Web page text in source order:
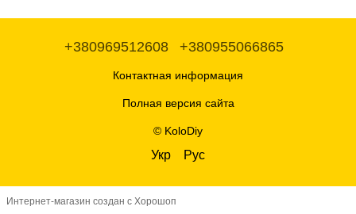
+380969512608 +380955066865
Контактная информация
Полная версия сайта
© KoloDiy
Укр Рус
Интернет-магазин создан с Хорошоп